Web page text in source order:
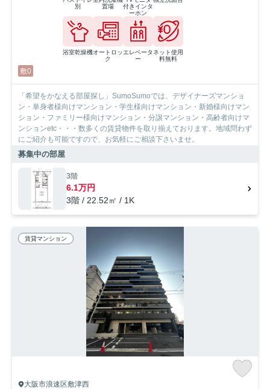
別
置場
付きインタ
ーホン
浴室乾燥機オートロッ
ク
エレベータ
ー
ネット使用
料無料
敷0
「希望をかなえる部屋探し」SumoSumoでは、デザイナーズマンショ
ン・単身者様向けマンション・学生様向けマンション・新婚様向けマン
ション・ファミリー様向けマンション・分譲マンション・高齢者向けマ
ンションetc・・・数多くの賃貸物件を取り揃えております。地域問わず
にご紹介も可能ですので、お気軽にご相談下さいませ。
募集中の部屋
3階
6.1万円
3階 / 22.52㎡ / 1K
賃貸マンション
大阪市浪速区敷津西